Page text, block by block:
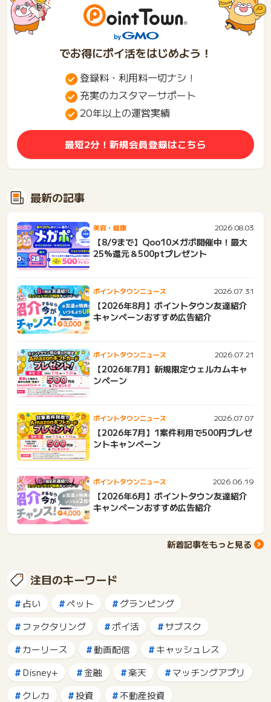
でお得にポイ活をはじめよう！
登録料・利用料一切ナシ！
充実のカスタマーサポート
20年以上の運営実績
最短2分！新規会員登録はこちら
最新の記事
美容・健康 2026.08.03
【8/9まで】Qoo10メガポ開催中！最大
25%還元＆500ptプレゼント
ポイントタウンニュース 2026.07.31
【2026年8月】ポイントタウン友達紹介
キャンペーンおすすめ広告紹介
ポイントタウンニュース 2026.07.21
【2026年7月】新規限定ウェルカムキャ
ンペーン
ポイントタウンニュース 2026.07.07
【2026年7月】1案件利用で500円プレゼ
ントキャンペーン
ポイントタウンニュース 2026.06.19
【2026年6月】ポイントタウン友達紹介
キャンペーンおすすめ広告紹介
新着記事をもっと見る
注目のキーワード
占い ペット
グランピング
ファクタリング
ポイ活
サブスク
カーリース
動画配信
キャッシュレス
Disney+
金融 楽天
マッチングアプリ
クレカ
投資
不動産投資